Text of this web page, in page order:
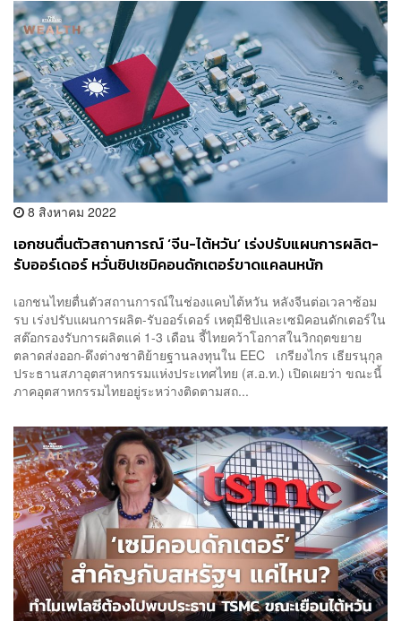
8 สิงหาคม 2022
เอกชนตื่นตัวสถานการณ์ ‘จีน-ไต้หวัน’ เร่งปรับแผนการผลิต-
รับออร์เดอร์ หวั่นชิปเซมิคอนดักเตอร์ขาดแคลนหนัก
เอกชนไทยตื่นตัวสถานการณ์ในช่องแคบไต้หวัน หลังจีนต่อเวลาซ้อม
รบ เร่งปรับแผนการผลิต-รับออร์เดอร์ เหตุมีชิปและเซมิคอนดักเตอร์ใน
สต๊อกรองรับการผลิตแค่ 1-3 เดือน จี้ไทยคว้าโอกาสในวิกฤตขยาย
ตลาดส่งออก-ดึงต่างชาติย้ายฐานลงทุนใน EEC เกรียงไกร เธียรนุกุล
ประธานสภาอุตสาหกรรมแห่งประเทศไทย (ส.อ.ท.) เปิดเผยว่า ขณะนี้
ภาคอุตสาหกรรมไทยอยู่ระหว่างติดตามสถ...